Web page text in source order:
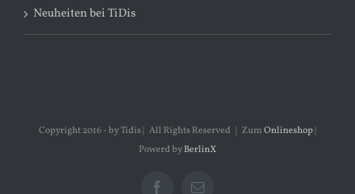
Neuheiten bei TiDis
Copyright 2016 - by Tidis | All Rights Reserved | ZumOnlineshop
Powerd byBerlinX